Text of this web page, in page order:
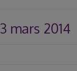
3 mars 2014